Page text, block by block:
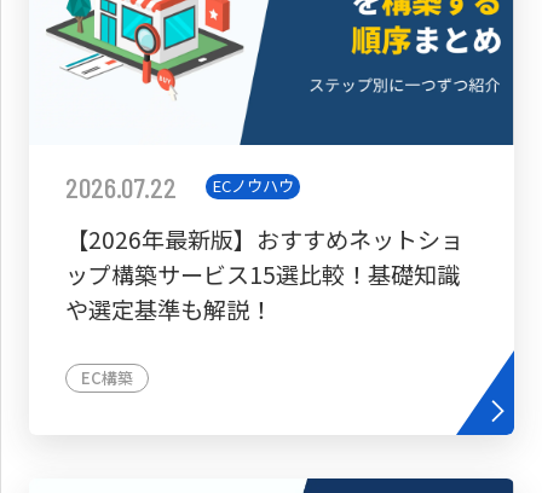
2026.07.22 ECノウハウ
【2026年最新版】おすすめネットショ
ップ構築サービス15選比較！基礎知識
や選定基準も解説！
EC構築